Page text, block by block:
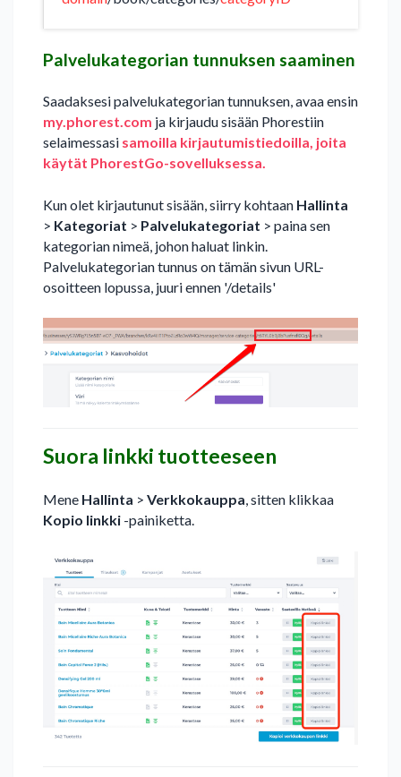
Palvelukategorian tunnuksen saaminen
Saadaksesi palvelukategorian tunnuksen, avaa ensin
my.phorest.com ja kirjaudu sisään Phorestiin
selaimessasi samoilla kirjautumistiedoilla, joita
käytät PhorestGo-sovelluksessa.
Kun olet kirjautunut sisään, siirry kohtaan Hallinta
> Kategoriat > Palvelukategoriat > paina sen
kategorian nimeä, johon haluat linkin.
Palvelukategorian tunnus on tämän sivun URL-
osoitteen lopussa, juuri ennen '/details'
Suora linkki tuotteeseen
Mene Hallinta > Verkkokauppa, sitten klikkaa
Kopio linkki -painiketta.